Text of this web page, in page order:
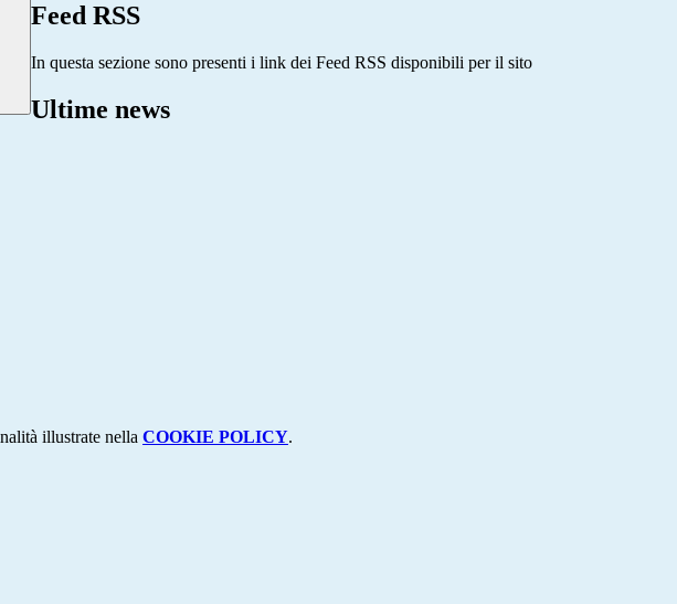
Feed RSS
In questa sezione sono presenti i link dei Feed RSS disponibili per il sito
Ultime news
illustrate nella COOKIE POLICY.